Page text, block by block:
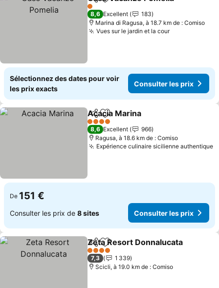
PartagerAjouter à mes favoris
1 Étoiles
8,6 Excellent
183
Marina di Ragusa, à 18.7 km de : Comiso
Vues sur le jardin et la cour
Sélectionnez des dates pour voir
les prix exacts
Consulter les prix
PartagerAjouter à mes favoris
Acacia Marina
4 Étoiles
8,6 Excellent
966
Ragusa, à 18.6 km de : Comiso
Expérience culinaire sicilienne authentique
De 151 €
Consulter les prix de 8 sites Consulter les prix
PartagerAjouter à mes favoris
Zeta Resort Donnalucata
4 Étoiles
7,3
1 339
Scicli, à 19.0 km de : Comiso